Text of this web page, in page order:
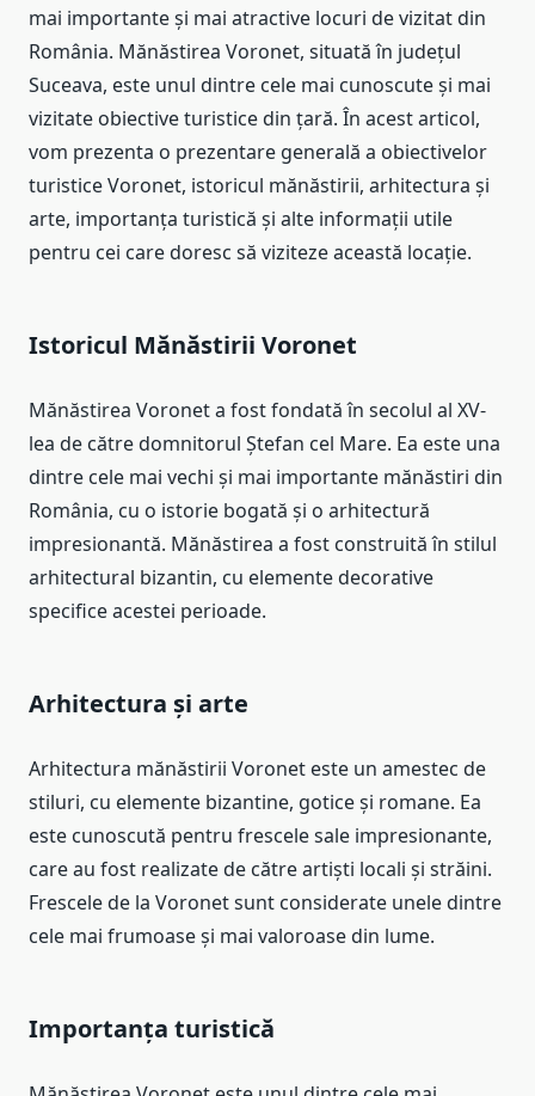
mai importante și mai atractive locuri de vizitat din
România. Mănăstirea Voronet, situată în județul
Suceava, este unul dintre cele mai cunoscute și mai
vizitate obiective turistice din țară. În acest articol,
vom prezenta o prezentare generală a obiectivelor
turistice Voronet, istoricul mănăstirii, arhitectura și
arte, importanța turistică și alte informații utile
pentru cei care doresc să viziteze această locație.
Istoricul Mănăstirii Voronet
Mănăstirea Voronet a fost fondată în secolul al XV-
lea de către domnitorul Ștefan cel Mare. Ea este una
dintre cele mai vechi și mai importante mănăstiri din
România, cu o istorie bogată și o arhitectură
impresionantă. Mănăstirea a fost construită în stilul
arhitectural bizantin, cu elemente decorative
specifice acestei perioade.
Arhitectura și arte
Arhitectura mănăstirii Voronet este un amestec de
stiluri, cu elemente bizantine, gotice și romane. Ea
este cunoscută pentru frescele sale impresionante,
care au fost realizate de către artiști locali și străini.
Frescele de la Voronet sunt considerate unele dintre
cele mai frumoase și mai valoroase din lume.
Importanța turistică